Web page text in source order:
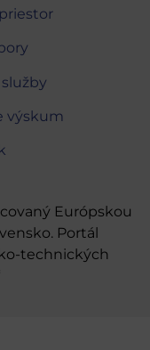
výskum
Európskou
Portál
technických